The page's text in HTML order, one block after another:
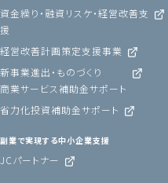
資金繰り・融資リスケ・経営改善支
援
経営改善計画策定支援事業
新事業進出・ものづくり
商業サービス補助金サポート
省力化投資補助金サポート
副業で実現する中小企業支援
JCパートナー